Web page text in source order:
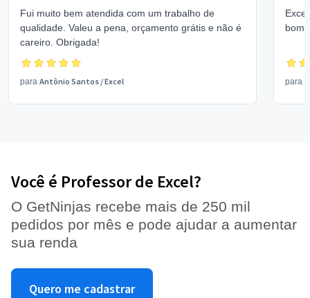
Fui muito bem atendida com um trabalho de
qualidade. Valeu a pena, orçamento grátis e não é
careiro. Obrigada!
para Antônio Santos /Excel
bom
para
Você é Professor de Excel?
O GetNinjas recebe mais de 250 mil
pedidos por mês e pode ajudar a aumentar
sua renda
Quero me cadastrar